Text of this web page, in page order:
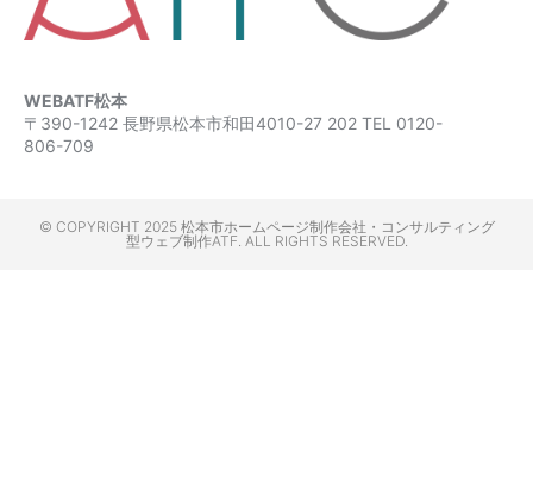
WEBATF松本
〒390-1242 長野県松本市和田4010-27 202 TEL 0120-
806-709
© COPYRIGHT 2025 松本市ホームページ制作会社・コンサルティング
型ウェブ制作ATF. ALL RIGHTS RESERVED.